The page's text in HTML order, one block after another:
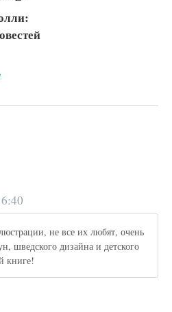
не все их любят, очень
шведского дизайна и детского
книге!